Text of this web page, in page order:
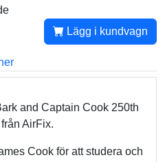
Lägg i kundvagn
and Captain Cook 250th
AirFix.
Cook för att studera och